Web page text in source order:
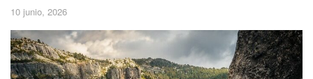
10 junio, 2026